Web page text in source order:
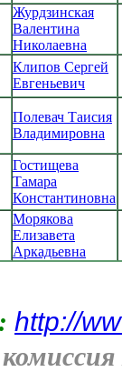
Журдзинская
Валентина
Николаевна
Клипов Сергей
Евгеньевич
Полевач Таисия
Владимировна
Гостищева
Тамара
Константиновна
Морякова
Елизавета
Аркадьевна
http://